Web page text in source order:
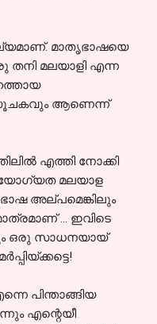
മാതൃഭാഷയെ
മലയാളി എന്ന
ആണെന്ന്
എത്തി നോക്കി
യോഗ്യത മലയാള
അല്പമെങ്കിലും
... ഇവിടെ
ഒരു സാധനയായ്
പിന്താങ്ങിയ
എന്റെയീ